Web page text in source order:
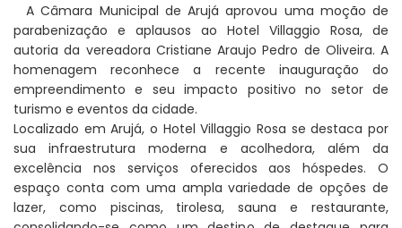
A Câmara Municipal de Arujá aprovou uma moção de
parabenização e aplausos ao Hotel Villaggio Rosa, de
autoria da vereadora Cristiane Araujo Pedro de Oliveira. A
homenagem reconhece a recente inauguração do
empreendimento e seu impacto positivo no setor de
turismo e eventos da cidade.
Localizado em Arujá, o Hotel Villaggio Rosa se destaca por
sua infraestrutura moderna e acolhedora, além da
excelência nos serviços oferecidos aos hóspedes. O
espaço conta com uma ampla variedade de opções de
lazer, como piscinas, tirolesa, sauna e restaurante,